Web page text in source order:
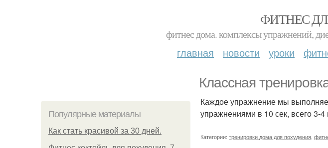
ФИТНЕС
фитнес дома. комплексы упражнений,
главная новости уроки
Классная
Популярные материалы
Как стать красивой за 30 дней.
Каждое упражнение мы
упражнениями в 10 сек, всего 3-
Категории: тренировки дома для похудения